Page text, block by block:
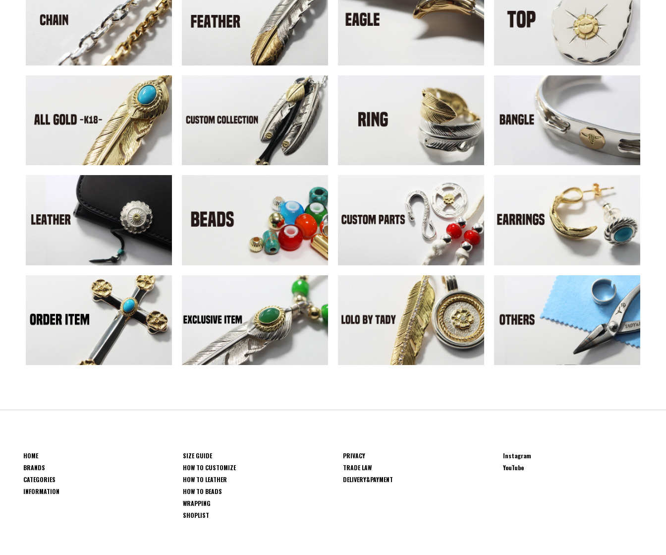
HOME
BRANDS
CATEGORIES
INFORMATION
SIZE GUIDE
HOW TO CUSTOMIZE
HOW TO LEATHER
HOW TO BEADS
WRAPPING
SHOPLIST
PRIVACY
TRADE LAW
DELIVERY&PAYMENT
Instagram
YouTube